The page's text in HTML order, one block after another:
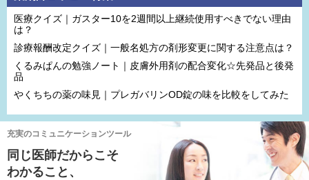
医療クイズ｜ガスター10を2週間以上継続使用すべきでない理由
は？
診療報酬改定クイズ｜一般名処方の剤形変更に関する注意点は？
くるみぱんの勉強ノート｜皮膚外用剤の配合変化☆先発品と後発
品
やくちちの薬の味見｜プレガバリンOD錠の味を比較をしてみた
充実のコミュニケーションツール
同じ医師だからこそ
わかること、